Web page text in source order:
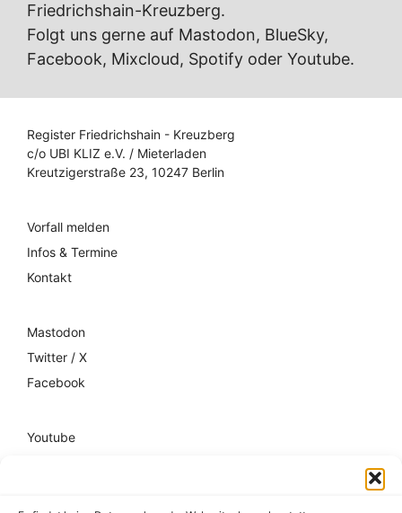
Friedrichshain-Kreuzberg.
Folgt uns gerne auf Mastodon, BlueSky,
Facebook, Mixcloud, Spotify oder Youtube.
Register Friedrichshain - Kreuzberg
c/o UBI KLIZ e.V. / Mieterladen
Kreutzigerstraße 23, 10247 Berlin
Vorfall melden
Infos & Termine
Kontakt
Mastodon
Twitter / X
Facebook
Youtube